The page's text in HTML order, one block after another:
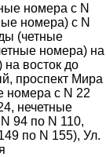
номера с N
номера) с N
(четные
номера) на
восток до
проспект Мира
номера с N 22
нечетные
94 по N 110,
по N 155), Ул.